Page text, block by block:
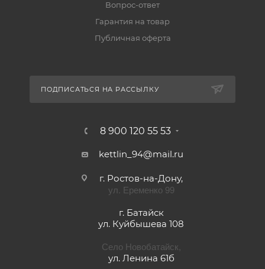
ПОДПИСАТЬСЯ НА РАССЫЛКУ
8 900 120 55 53
kettlin_94@mail.ru
г. Ростов-на-Дону,
ул. Еременко 99
г. Батайск
ул. Куйбышева 108
Село Новобатайск,
ул. Ленина 61б